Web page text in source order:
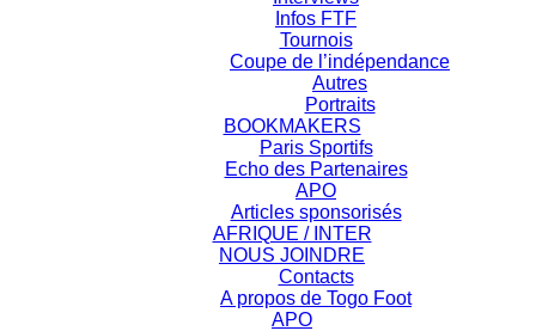
Infos FTF
Tournois
Coupe de l’indépendance
Autres
Portraits
BOOKMAKERS
Paris Sportifs
Echo des Partenaires
APO
Articles sponsorisés
AFRIQUE / INTER
NOUS JOINDRE
Contacts
A propos de Togo Foot
APO